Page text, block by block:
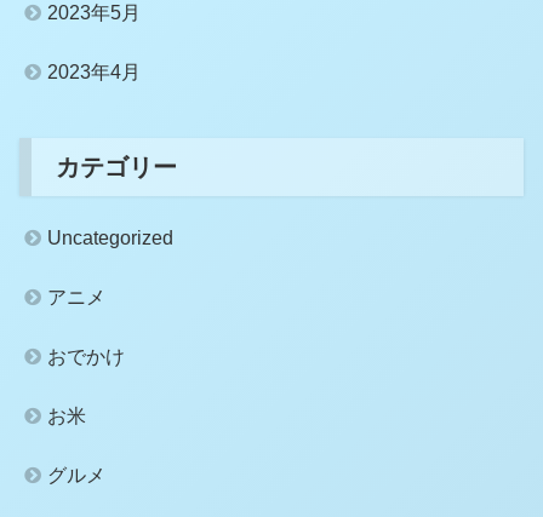
2023年5月
2023年4月
カテゴリー
Uncategorized
アニメ
おでかけ
お米
グルメ